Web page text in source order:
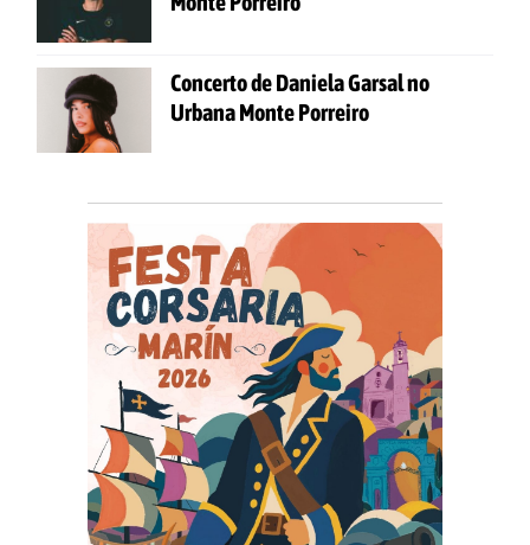
Concerto de Daniela Garsal no
Urbana Monte Porreiro